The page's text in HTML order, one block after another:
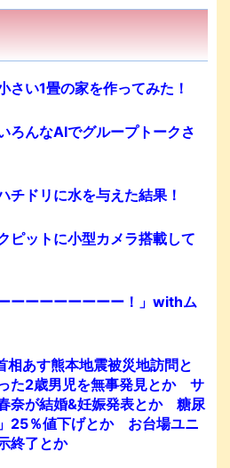
さい1畳の家を作ってみた！
ろんなAIでグループトークさ
チドリに水を与えた結果！
ピットに小型カメラ搭載して
ーーーーーーーー！」withム
あす熊本地震被災地訪問と
た2歳男児を無事発見とか サ
奈が結婚&妊娠発表とか 糖尿
25％値下げとか お台場ユニ
終了とか